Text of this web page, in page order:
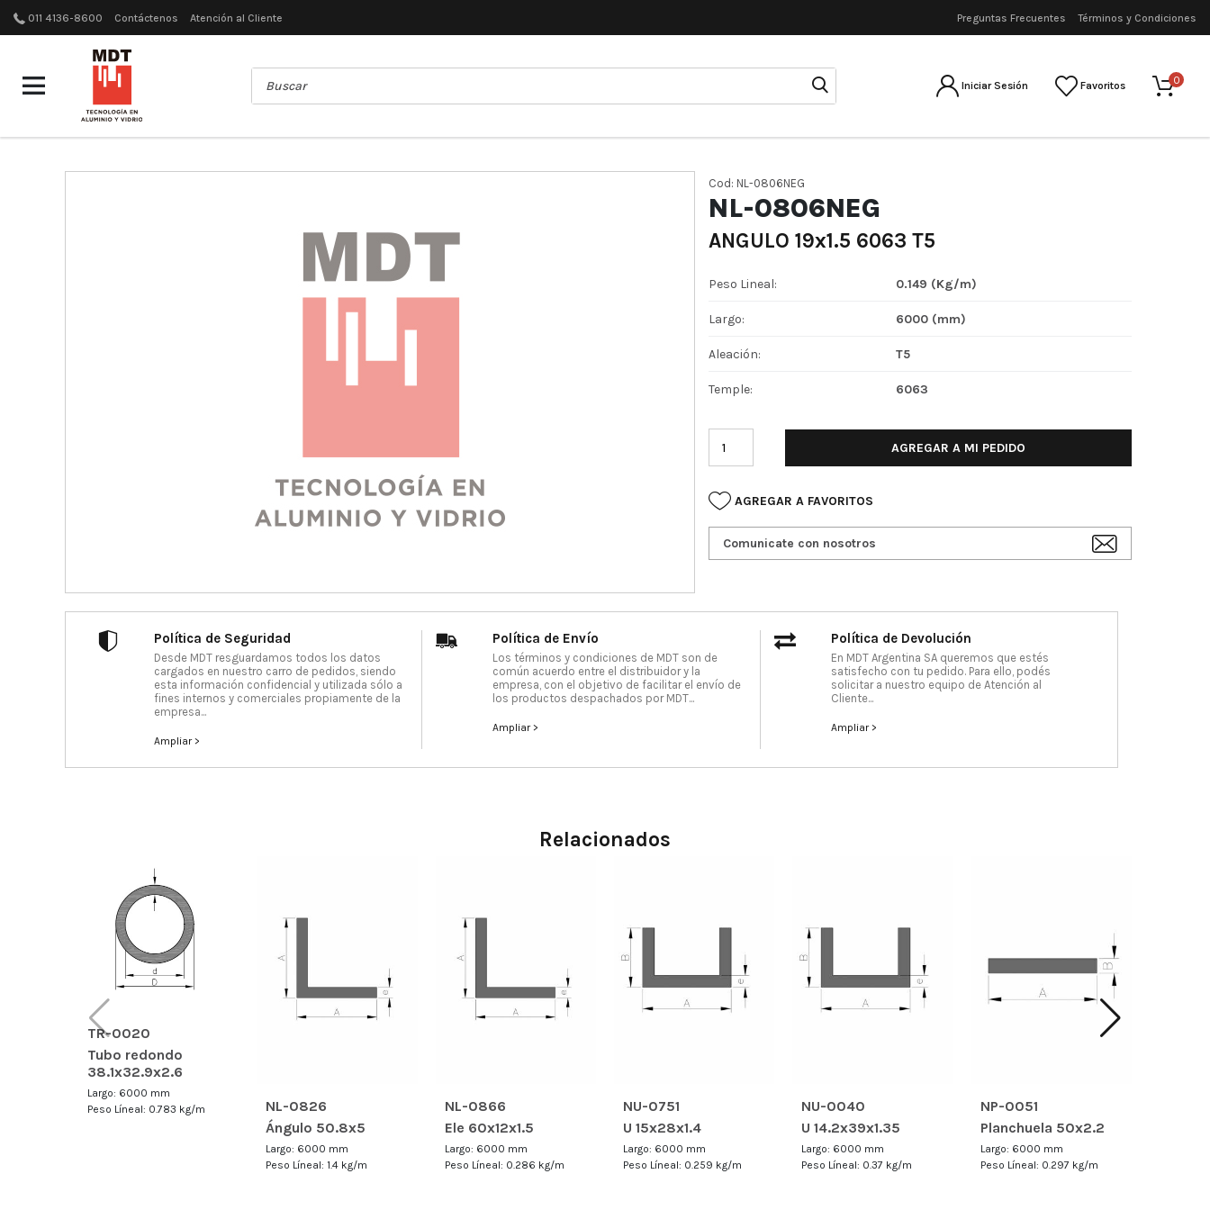
011 4136-8600 Contáctenos Atención al Cliente Preguntas Frecuentes Términos y Condiciones
Iniciar Sesión Favoritos 0
Cod: NL-0806NEG
NL-0806NEG
ANGULO 19x1.5 6063 T5
Peso Lineal: 0.149 (Kg/m)
Largo: 6000 (mm)
Aleación: T5
Temple: 6063
AGREGAR A MI PEDIDO
AGREGAR A FAVORITOS
Comunicate con nosotros
Política de Seguridad
Desde MDT resguardamos todos los datos
cargados en nuestro carro de pedidos, siendo
esta información confidencial y utilizada sólo a
fines internos y comerciales propiamente de la
empresa...
Ampliar >
Política de Envío
Los términos y condiciones de MDT son de
común acuerdo entre el distribuidor y la
empresa, con el objetivo de facilitar el envío de
los productos despachados por MDT...
Ampliar >
Política de Devolución
En MDT Argentina SA queremos que estés
satisfecho con tu pedido. Para ello, podés
solicitar a nuestro equipo de Atención al
Cliente...
Ampliar >
Relacionados
TR-0020
Tubo redondo
38.1x32.9x2.6
Largo: 6000 mm
Peso Líneal: 0.783 kg/m
NL-0826
Ángulo 50.8x5
Largo: 6000 mm
Peso Líneal: 1.4 kg/m
NL-0866
Ele 60x12x1.5
Largo: 6000 mm
Peso Líneal: 0.286 kg/m
NU-0751
U 15x28x1.4
Largo: 6000 mm
Peso Líneal: 0.259 kg/m
NU-0040
U 14.2x39x1.35
Largo: 6000 mm
Peso Líneal: 0.37 kg/m
NP-0051
Planchuela 50x2.2
Largo: 6000 mm
Peso Líneal: 0.297 kg/m